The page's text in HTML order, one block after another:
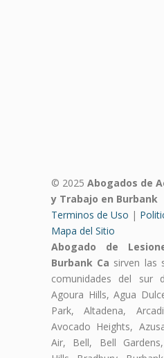
© 2025 Abogados de
y Trabajo en Burbank
Terminos de Uso |
Mapa del Sitio
Abogado de
Burbank Ca sirven las
comunidades del sur
Agoura Hills, Agua
Park, Altadena,
Avocado Heights,
Air, Bell, Bell